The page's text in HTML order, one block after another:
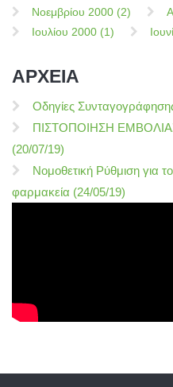
Νοεμβρίου 2000 (2)
Ιουλίου 2000 (1)
ΑΡΧΕΙΑ
Οδηγίες
ΠΙΣΤΟΠΟΙΗΣΗ
(20/07/19)
Νομοθετική Ρύθμιση για
φαρμακεία (24/05/19)